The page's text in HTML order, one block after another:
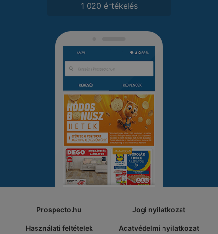
1 020 értékelés
Prospecto.hu Jogi nyilatkozat
Használati feltételek Adatvédelmi nyilatkozat